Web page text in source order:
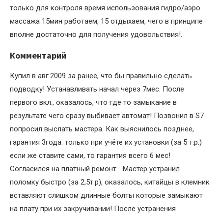
только для контроля время использования гидро/аэро
массажа 15мин работаем, 15 отдыхаем, чего в принципе
вполне достаточно для получения удовольствия!.
Комментарий
Купил в авг.2009 за ранее, что бы правильно сделать
подводку! Устанавливать начал через 7мес. После
первого вкл., оказалось, что где то замыкание в
результате чего сразу выбивает автомат! Позвонил в S7
попросил выслать мастера. Как выяснилось позднее,
гарантия 3года. только при учёте их установки (за 5 т.р.)
если же ставите сами, то гарантия всего 6 мес!
Согласился на платный ремонт… Мастер устранил
поломку быстро (за 2,5т.р), оказалось, китайцы в клемник
вставляют слишком длинные болты которые замыкают
на плату при их закручивании! После устранения